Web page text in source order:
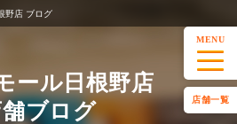
野店 ブログ
MENU
店舗一覧
ール日根野店
舗ブログ